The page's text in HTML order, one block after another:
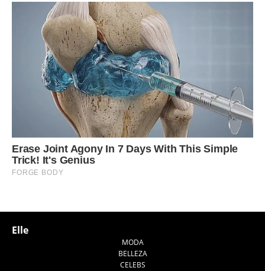
Elle
MODA
BELLEZA
CELEBS